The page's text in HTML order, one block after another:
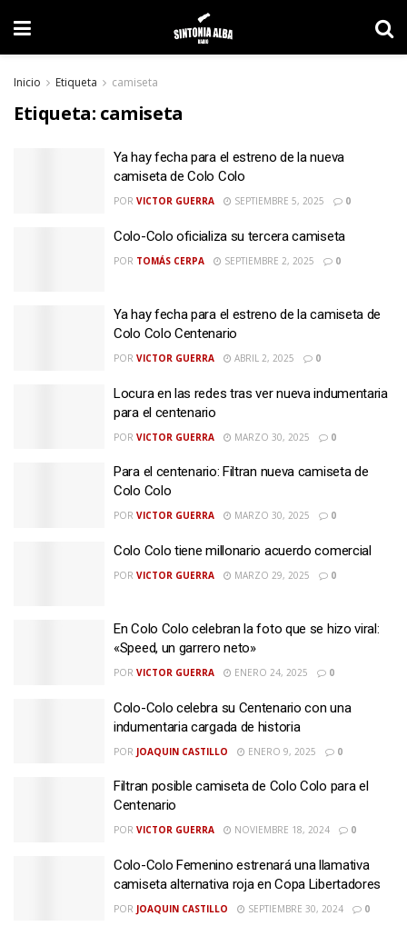
Inicio Etiqueta camiseta
Etiqueta: camiseta
Ya hay fecha para el estreno de la nueva
camiseta de Colo Colo
POR VICTOR GUERRA SEPTIEMBRE 5, 2025 0
Colo-Colo oficializa su tercera camiseta
POR TOMÁS CERPA SEPTIEMBRE 2, 2025 0
Ya hay fecha para el estreno de la camiseta de
Colo Colo Centenario
POR VICTOR GUERRA ABRIL 2, 2025 0
Locura en las redes tras ver nueva indumentaria
para el centenario
POR VICTOR GUERRA MARZO 30, 2025 0
Para el centenario: Filtran nueva camiseta de
Colo Colo
POR VICTOR GUERRA MARZO 30, 2025 0
Colo Colo tiene millonario acuerdo comercial
POR VICTOR GUERRA MARZO 29, 2025 0
En Colo Colo celebran la foto que se hizo viral:
«Speed, un garrero neto»
POR VICTOR GUERRA ENERO 24, 2025 0
Colo-Colo celebra su Centenario con una
indumentaria cargada de historia
POR JOAQUIN CASTILLO ENERO 9, 2025 0
Filtran posible camiseta de Colo Colo para el
Centenario
POR VICTOR GUERRA NOVIEMBRE 18, 2024 0
Colo-Colo Femenino estrenará una llamativa
camiseta alternativa roja en Copa Libertadores
POR JOAQUIN CASTILLO SEPTIEMBRE 30, 2024 0